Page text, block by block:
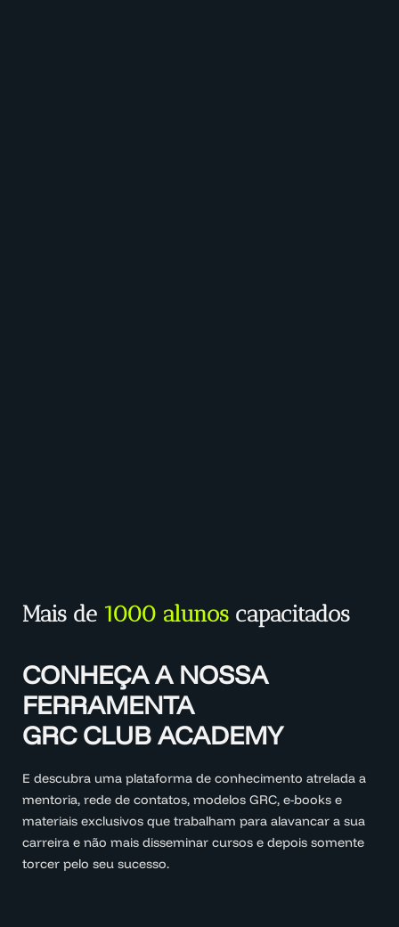
Mais de 1000 alunos capacitados
CONHEÇA A NOSSA
FERRAMENTA
GRC CLUB ACADEMY
E descubra uma plataforma de conhecimento atrelada a
mentoria, rede de contatos, modelos GRC, e-books e
materiais exclusivos que trabalham para alavancar a sua
carreira e não mais disseminar cursos e depois somente
torcer pelo seu sucesso.